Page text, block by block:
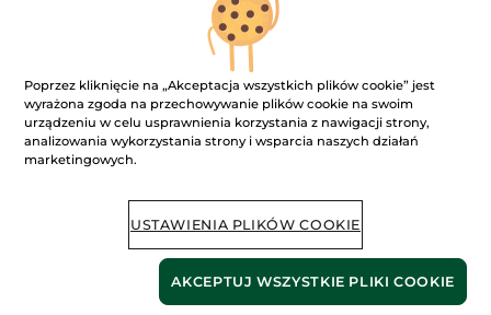
Oczyszczający tonik przeciw
niedoskonałościom
Brak
BRAK W MAGAZYNIE
Poprzez kliknięcie na „Akceptacja wszystkich plików cookie” jest
wyrażona zgoda na przechowywanie plików cookie na swoim
urządzeniu w celu usprawnienia korzystania z nawigacji strony,
analizowania wykorzystania strony i wsparcia naszych działań
marketingowych.
USTAWIENIA PLIKÓW COOKIE
AKCEPTUJ WSZYSTKIE PLIKI COOKIE